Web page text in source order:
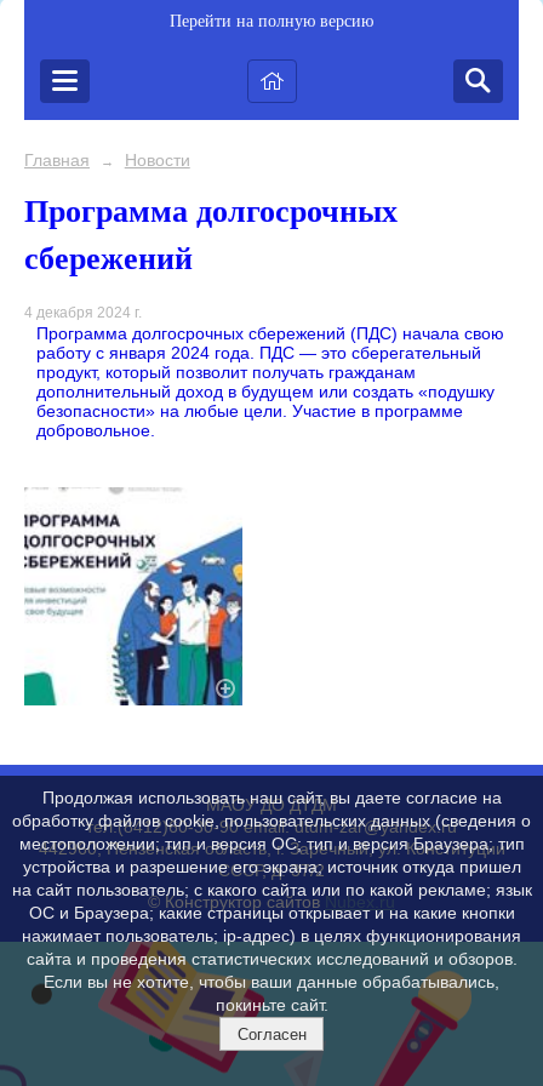
Перейти на полную версию
Главная → Новости
Программа долгосрочных
сбережений
4 декабря 2024 г.
Программа долгосрочных сбережений (ПДС) начала свою
работу с января 2024 года. ПДС — это сберегательный
продукт, который позволит получать гражданам
дополнительный доход в будущем или создать «подушку
безопасности» на любые цели. Участие в программе
добровольное.
МАОУ ДО ДТДМ
тел.(8412)60-30-90 email: dtdm-zar@yandex.ru
442960, Пензенская область, г. Заречный, ул. Конституции
СССР, д. 37/2
© Конструктор сайтов Nubex.ru
Продолжая использовать наш сайт, вы даете согласие на
обработку файлов cookie, пользовательских данных (сведения о
местоположении; тип и версия ОС; тип и версия Браузера; тип
устройства и разрешение его экрана; источник откуда пришел
на сайт пользователь; с какого сайта или по какой рекламе; язык
ОС и Браузера; какие страницы открывает и на какие кнопки
нажимает пользователь; ip-адрес) в целях функционирования
сайта и проведения статистических исследований и обзоров.
Если вы не хотите, чтобы ваши данные обрабатывались,
покиньте сайт.
Согласен